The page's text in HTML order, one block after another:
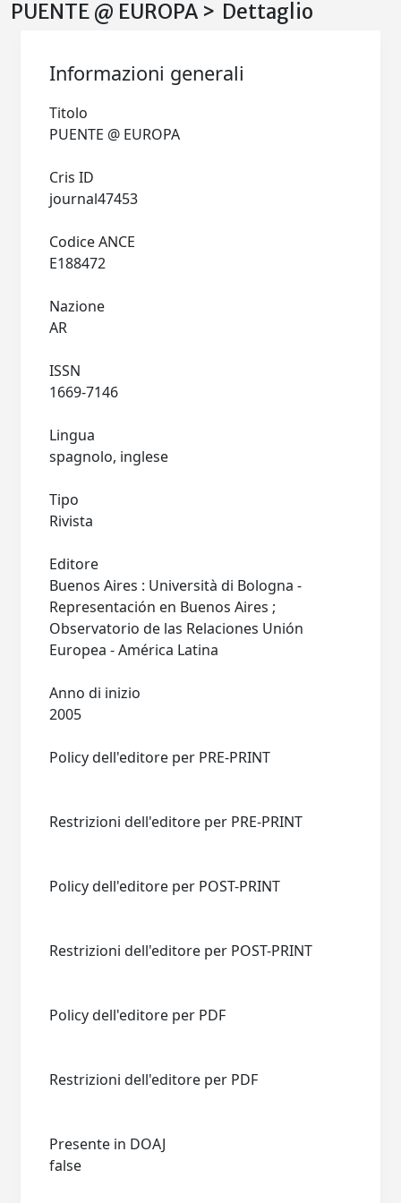
PUENTE @ EUROPA > Dettaglio
Informazioni generali
Titolo
Cris ID
Codice ANCE
Nazione
ISSN
Lingua
Tipo
Rivista
Editore
Buenos Aires : Università di Bologna -
Representación en Buenos Aires ;
Observatorio de las Relaciones Unión
Anno di inizio
Policy dell'editore per PRE-PRINT
Restrizioni dell'editore per PRE-PRINT
Policy dell'editore per POST-PRINT
Restrizioni dell'editore per POST-PRINT
Policy dell'editore per PDF
Restrizioni dell'editore per PDF
Presente in DOAJ